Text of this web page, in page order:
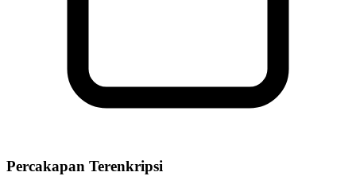
Percakapan Terenkripsi